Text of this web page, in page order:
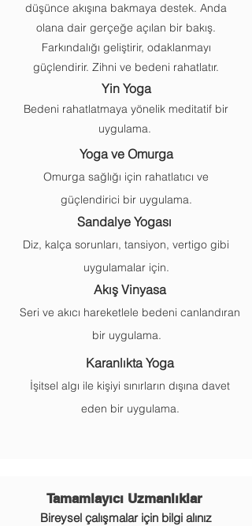
düşünce akışına bakmaya destek. Anda
olana dair gerçeğe açılan bir bakış.
Farkındalığı geliştirir, odaklanmayı
güçlendirir. Zihni ve bedeni rahatlatır.
Yin Yoga
Bedeni rahatlatmaya yönelik meditatif bir
uygulama.
Yoga ve Omurga
Omurga sağlığı için rahatlatıcı ve
güçlendirici bir uygulama.
Sandalye Yogası
Diz, kalça sorunları, tansiyon, vertigo gibi
uygulamalar için.
Karanlıkta Yoga
İşitsel algı ile kişiyi sınırların dışına davet
eden bir uygulama.
Akış Vinyasa
Seri ve akıcı hareketlele bedeni canlandıran
bir uygulama.
Tamamlayıcı Uzmanlıklar
Bireysel çalışmalar için bilgi alınız